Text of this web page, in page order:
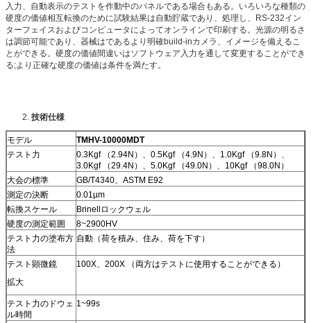
入力、自動表示のテストを作動中のパネルである場合もある。いろいろな種類の
硬度の価値相互転換のために試験結果は自動貯蔵であり、処理し、RS-232イン
ターフェイスおよびコンピュータによってオンラインで印刷する。光源の明るさ
は調節可能であり、器械はであるより明確build-inカメラ、イメージを備えるこ
とができる。硬度の価値間違いはソフトウェア入力を通して変更することができ
る;より正確な硬度の価値は条件を満たす。
2. 技術仕様
モデル
TMHV-10000MDT
テスト力
0.3Kgf （2.94N）、0.5Kgf （4.9N）、1.0Kgf （9.8N）、
3.0Kgf （29.4N）、5.0Kgf （49.0N）、10Kgf （98.0N）
大会の標準
GB/T4340、ASTM E92
測定の決断
0.01µm
転換スケール
Brinellロックウェル
硬度の測定範囲
8~2900HV
テスト力の塗布方
法
自動（荷を積み、住み、荷を下す）
テスト顕微鏡
拡大
100X、200X （両方はテストに使用することができる）
テスト力のドウェ
ル時間
1~99s